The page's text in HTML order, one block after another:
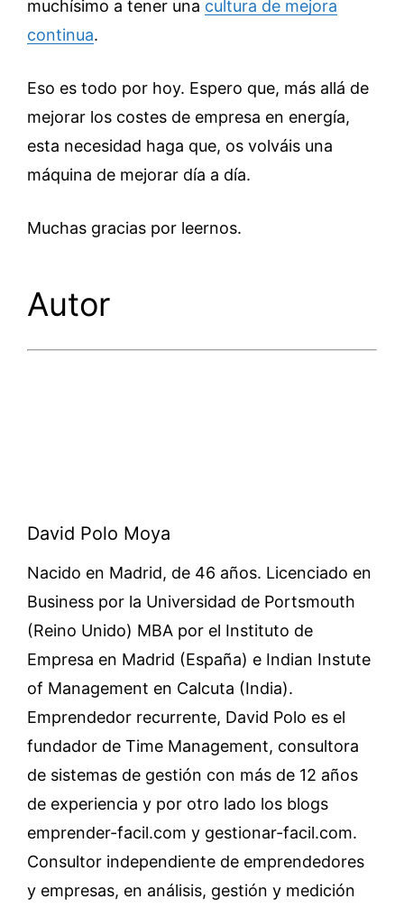
muchísimo a tener una cultura de mejora
continua.
Eso es todo por hoy. Espero que, más allá de
mejorar los costes de empresa en energía,
esta necesidad haga que, os volváis una
máquina de mejorar día a día.
Muchas gracias por leernos.
Autor
David Polo Moya
Nacido en Madrid, de 46 años. Licenciado en
Business por la Universidad de Portsmouth
(Reino Unido) MBA por el Instituto de
Empresa en Madrid (España) e Indian Instute
of Management en Calcuta (India).
Emprendedor recurrente, David Polo es el
fundador de Time Management, consultora
de sistemas de gestión con más de 12 años
de experiencia y por otro lado los blogs
emprender-facil.com y gestionar-facil.com.
Consultor independiente de emprendedores
y empresas, en análisis, gestión y medición